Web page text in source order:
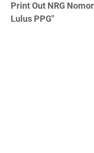
Print Out NRG
Lulus PPG"